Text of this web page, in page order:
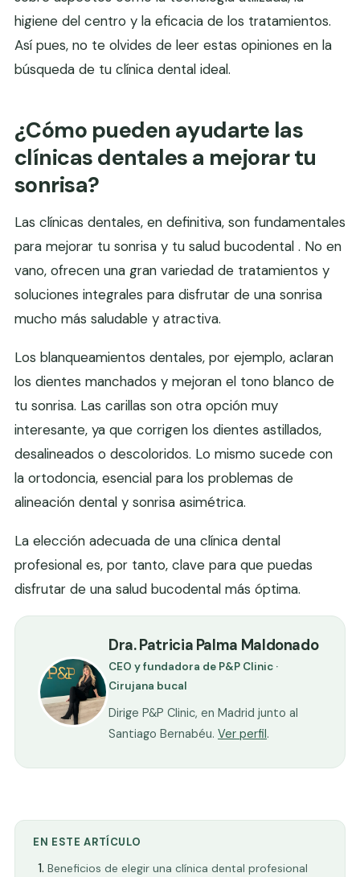
higiene del centro y la eficacia de los tratamientos.
Así pues, no te olvides de leer estas opiniones en la
búsqueda de tu clínica dental ideal.
¿Cómo pueden ayudarte las
clínicas dentales a mejorar tu
sonrisa?
Las clínicas dentales, en definitiva, son fundamentales
para mejorar tu sonrisa y tu salud bucodental . No en
vano, ofrecen una gran variedad de tratamientos y
soluciones integrales para disfrutar de una sonrisa
mucho más saludable y atractiva.
Los blanqueamientos dentales, por ejemplo, aclaran
los dientes manchados y mejoran el tono blanco de
tu sonrisa. Las carillas son otra opción muy
interesante, ya que corrigen los dientes astillados,
desalineados o descoloridos. Lo mismo sucede con
la ortodoncia, esencial para los problemas de
alineación dental y sonrisa asimétrica.
La elección adecuada de una clínica dental
profesional es, por tanto, clave para que puedas
disfrutar de una salud bucodental más óptima.
Dra. Patricia Palma Maldonado
CEO y fundadora de P&P Clinic ·
Cirujana bucal
Dirige P&P Clinic, en Madrid junto al
Santiago Bernabéu. Ver perfil .
EN ESTE ARTÍCULO
Beneficios de elegir una clínica dental profesional